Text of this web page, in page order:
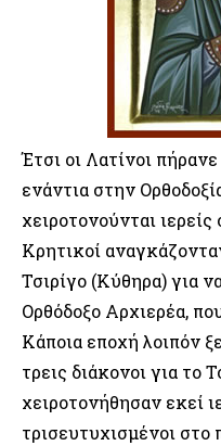
Έτσι οι Λατίνοι
ενάντια στην
χειροτονούνται
Κρητικοί
Τσιρίγο (Κύθηρα) για
Ορθόδοξο Αρχιερέα,
Κάποια εποχή λοιπόν
τρεις διάκονοι για το
χειροτονήθησαν εκεί
τρισευτυχισμένοι στο